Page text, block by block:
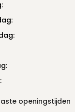
openingstijden